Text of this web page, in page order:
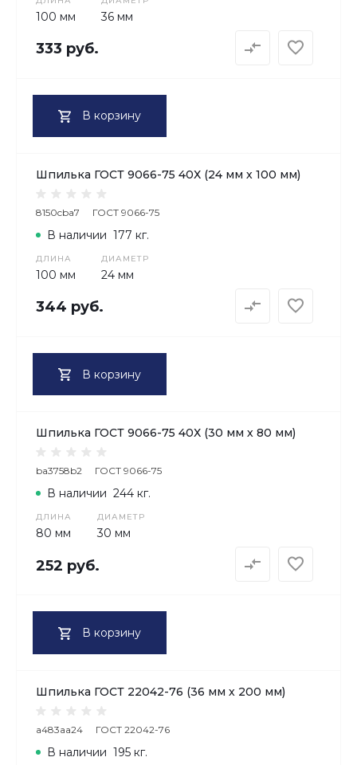
100 мм 36 мм
333 руб.
В корзину
Шпилька ГОСТ 9066-75 40Х (24 мм х 100 мм)
8150cba7 ГОСТ 9066-75
ДЛИНА
100 мм
ДИАМЕТР
24 мм
В наличии 177 кг.
344 руб.
В корзину
Шпилька ГОСТ 9066-75 40Х (30 мм х 80 мм)
ba3758b2 ГОСТ 9066-75
ДЛИНА
80 мм
ДИАМЕТР
30 мм
В наличии 244 кг.
252 руб.
В корзину
Шпилька ГОСТ 22042-76 (36 мм х 200 мм)
a483aa24 ГОСТ 22042-76
В наличии 195 кг.